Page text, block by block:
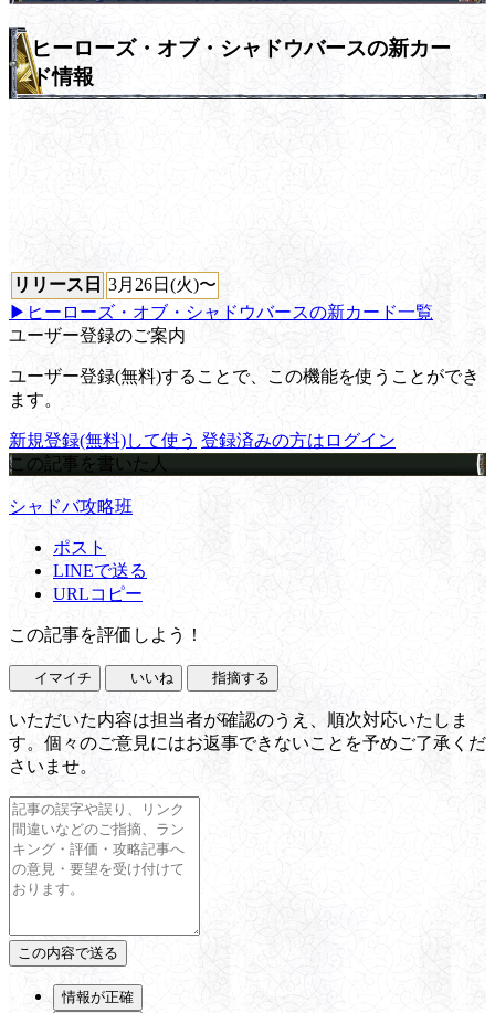
ヒーローズ・オブ・シャドウバースの新カー
ド情報
リリース日 3月26日(火)〜
▶ヒーローズ・オブ・シャドウバースの新カード一覧
ユーザー登録のご案内
ユーザー登録(無料)することで、この機能を使うことができ
ます。
新規登録(無料)して使う 登録済みの方はログイン
この記事を書いた人
シャドバ攻略班
ポスト
LINEで送る
URLコピー
この記事を評価しよう！
イマイチ いいね 指摘する
いただいた内容は担当者が確認のうえ、順次対応いたしま
す。個々のご意見にはお返事できないことを予めご了承くだ
さいませ。
情報が正確